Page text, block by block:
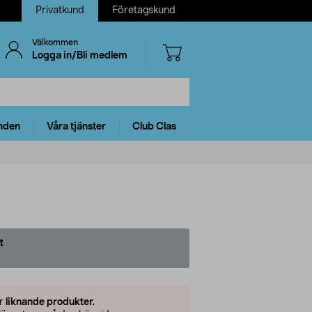
Privatkund Företagskund
Välkommen
Logga in/Bli medlem
Våra tjänster Club Clas
liknande produkter.